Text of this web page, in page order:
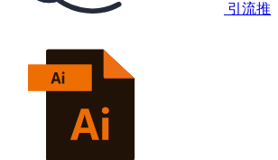
引流推